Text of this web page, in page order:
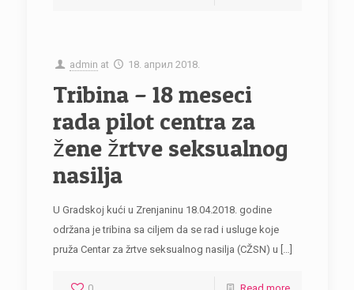
admin at 18. април 2018.
Tribina – 18 meseci
rada pilot centra za
žene žrtve seksualnog
nasilja
U Gradskoj kući u Zrenjaninu 18.04.2018. godine
održana je tribina sa ciljem da se rad i usluge koje
pruža Centar za žrtve seksualnog nasilja (CŽSN) u […]
0 Read more